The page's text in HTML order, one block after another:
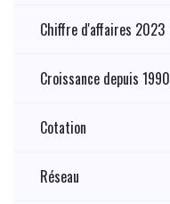
Chiffre d'affaires 2023
Croissance depuis 1990
Cotation
Réseau